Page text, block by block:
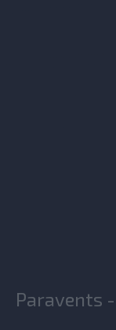
Paravents